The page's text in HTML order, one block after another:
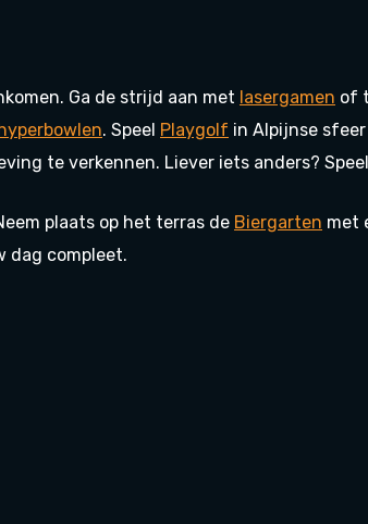
Ga de strijd aan met lasergamen of
. Speel Playgolf in Alpijnse
te verkennen. Liever iets anders? Speel
plaats op het terras de Biergarten met
dag compleet.